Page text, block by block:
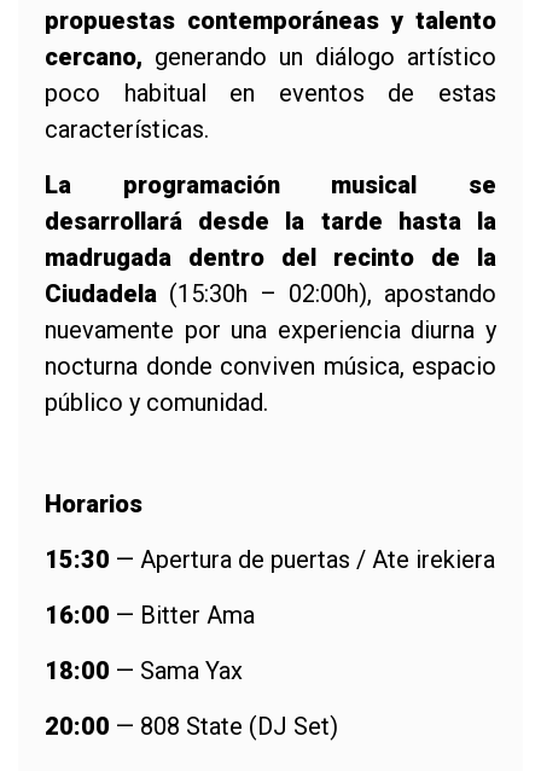
propuestas contemporáneas y talento
cercano, generando un diálogo artístico
poco habitual en eventos de estas
características.
La programación musical se
desarrollará desde la tarde hasta la
madrugada dentro del recinto de la
Ciudadela (15:30h – 02:00h), apostando
nuevamente por una experiencia diurna y
nocturna donde conviven música, espacio
público y comunidad.
Horarios
15:30 — Apertura de puertas / Ate irekiera
16:00 — Bitter Ama
18:00 — Sama Yax
20:00 — 808 State (DJ Set)